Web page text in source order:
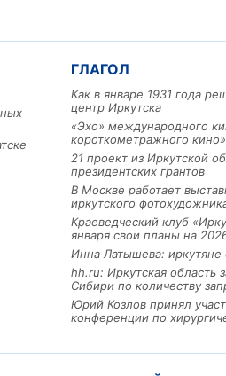
ГЛАГОЛ
Как в январе 1931 года
центр Иркутска
«Эхо» международного
короткометражного
21 проект из Иркутской
президентских грантов
В Москве работает
иркутского
Краеведческий клуб
января свои планы на
Инна Латышева: иркутяне
hh.ru: Иркутская область
Сибири по количеству
Юрий Козлов принял
конференции по